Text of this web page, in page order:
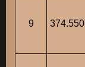
9 374.550